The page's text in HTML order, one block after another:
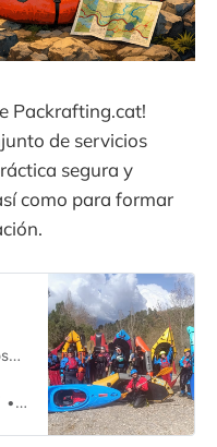
Packrafting.cat!
de servicios
segura y
como para formar
Packrafting